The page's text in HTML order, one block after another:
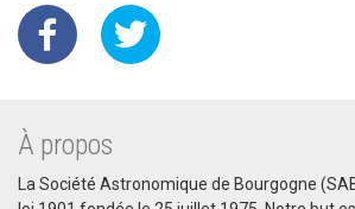
À propos
La Société Astronomique de Bourgogne